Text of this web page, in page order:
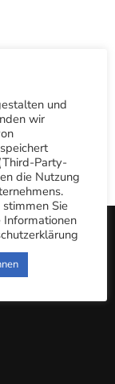
und
wir
Party-
die Nutzung
Sie
Informationen